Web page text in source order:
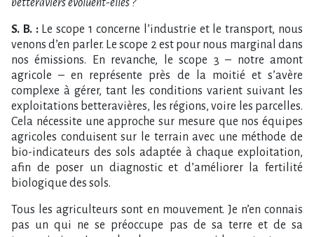
betteraviers évoluent-elles ?
S. B. : Le scope 1 concerne l’industrie et le transport, nous
venons d’en parler. Le scope 2 est pour nous marginal dans
nos émissions. En revanche, le scope 3 – notre amont
agricole – en représente près de la moitié et s’avère
complexe à gérer, tant les conditions varient suivant les
exploitations betteravières, les régions, voire les parcelles.
Cela nécessite une approche sur mesure que nos équipes
agricoles conduisent sur le terrain avec une méthode de
bio-indicateurs des sols adaptée à chaque exploitation,
afin de poser un diagnostic et d’améliorer la fertilité
biologique des sols.
Tous les agriculteurs sont en mouvement. Je n’en connais
pas un qui ne se préoccupe pas de sa terre et de sa